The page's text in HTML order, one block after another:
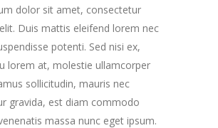
dolor sit amet, consectetur
Duis mattis eleifend lorem nec
potenti. Sed nisi ex,
lorem at, molestie ullamcorper
sollicitudin, mauris nec
gravida, est diam commodo
massa nunc eget ipsum.